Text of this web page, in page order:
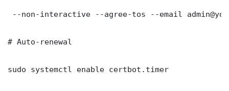
--non-interactive --agree-tos --email
# Auto-renewal
sudo systemctl enable certbot.timer